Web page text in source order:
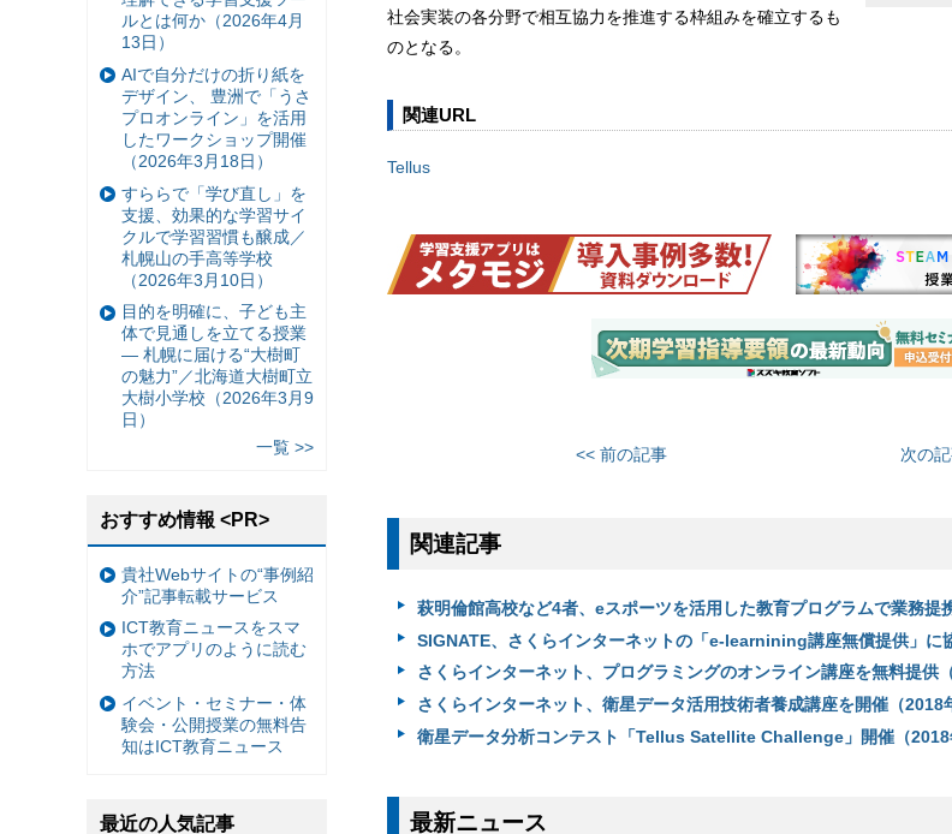
社会実装の各分野で相互協力を推進する枠組みを確立するも
のとなる。
関連URL
Tellus
<< 前の記事 次の
関連記事
萩明倫館高校など4者、eスポーツを活用した教育プログラムで業務提
SIGNATE、さくらインターネットの「e-learnining講座無償提供」に
さくらインターネット、プログラミングのオンライン講座を無料提供
さくらインターネット、衛星データ活用技術者養成講座を開催（2018
衛星データ分析コンテスト「Tellus Satellite Challenge」開催（2018
最新ニュース
ルとは何か（2026年4月
13日）
AIで自分だけの折り紙を
デザイン、 豊洲で「うさ
プロオンライン」を活用
したワークショップ開催
（2026年3月18日）
すららで「学び直し」を
支援、効果的な学習サイ
クルで学習習慣も醸成／
札幌山の手高等学校
（2026年3月10日）
目的を明確に、子ども主
体で見通しを立てる授業
— 札幌に届ける“大樹町
の魅力”／北海道大樹町立
大樹小学校（2026年3月9
日）
一覧 >>
おすすめ情報 <PR>
貴社Webサイトの“事例紹
介”記事転載サービス
ICT教育ニュースをスマ
ホでアプリのように読む
方法
イベント・セミナー・体
験会・公開授業の無料告
知はICT教育ニュース
最近の人気記事